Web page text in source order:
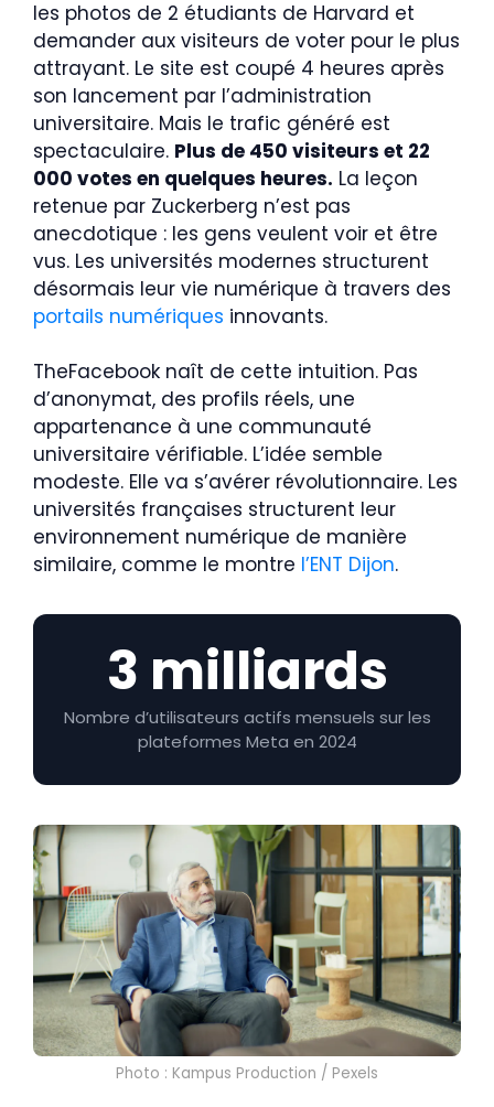
les photos de 2 étudiants de Harvard et
demander aux visiteurs de voter pour le plus
attrayant. Le site est coupé 4 heures après
son lancement par l’administration
universitaire. Mais le trafic généré est
spectaculaire. Plus de 450 visiteurs et 22
000 votes en quelques heures. La leçon
retenue par Zuckerberg n’est pas
anecdotique : les gens veulent voir et être
vus. Les universités modernes structurent
désormais leur vie numérique à travers des
portails numériques innovants.
TheFacebook naît de cette intuition. Pas
d’anonymat, des profils réels, une
appartenance à une communauté
universitaire vérifiable. L’idée semble
modeste. Elle va s’avérer révolutionnaire. Les
universités françaises structurent leur
environnement numérique de manière
similaire, comme le montre l’ENT Dijon.
3 milliards
Nombre d’utilisateurs actifs mensuels sur les
plateformes Meta en 2024
Photo : Kampus Production / Pexels